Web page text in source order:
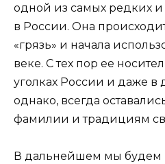
одной из самых редких
в России. Она
«грязь» и начала
веке. С тех пор ее
уголках России и даже в
однако, всегда
фамилии и традициям
В дальнейшем мы будем